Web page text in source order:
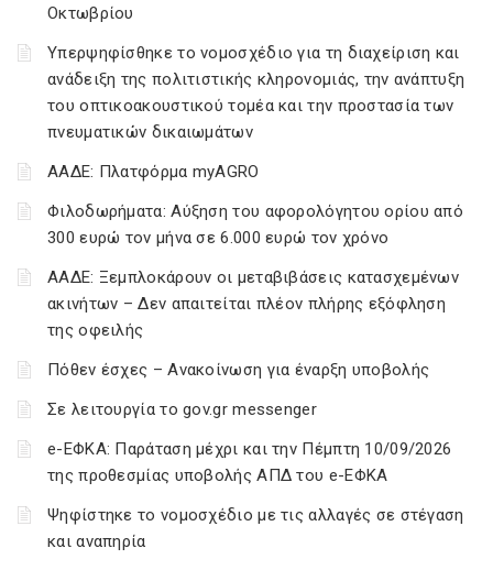
Οκτωβρίου
Υπερψηφίσθηκε το νομοσχέδιο για τη διαχείριση και
ανάδειξη της πολιτιστικής κληρονομιάς, την ανάπτυξη
του οπτικοακουστικού τομέα και την προστασία των
πνευματικών δικαιωμάτων
ΑΑΔΕ: Πλατφόρμα myAGRO
Φιλοδωρήματα: Αύξηση του αφορολόγητου ορίου από
300 ευρώ τον μήνα σε 6.000 ευρώ τον χρόνο
ΑΑΔΕ: Ξεμπλοκάρουν οι μεταβιβάσεις κατασχεμένων
ακινήτων – Δεν απαιτείται πλέον πλήρης εξόφληση
της οφειλής
Πόθεν έσχες – Ανακοίνωση για έναρξη υποβολής
Σε λειτουργία το gov.gr messenger
e-ΕΦΚΑ: Παράταση μέχρι και την Πέμπτη 10/09/2026
της προθεσμίας υποβολής ΑΠΔ του e-ΕΦΚΑ
Ψηφίστηκε το νομοσχέδιο με τις αλλαγές σε στέγαση
και αναπηρία